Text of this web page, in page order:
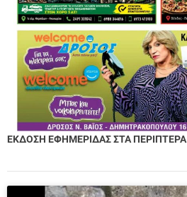
ΕΚΔΟΣΗ ΕΦΗΜΕΡΙΔΑΣ ΣΤΑ ΠΕΡΙΠΤΕΡΑ